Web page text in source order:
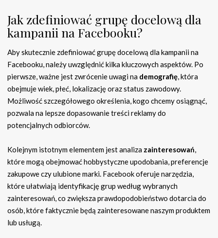
Jak zdefiniować grupę docelową dla
kampanii na Facebooku?
Aby skutecznie zdefiniować grupę docelową dla kampanii na
Facebooku, należy uwzględnić kilka kluczowych aspektów. Po
pierwsze, ważne jest zwrócenie uwagi na demografię, która
obejmuje wiek, płeć, lokalizację oraz status zawodowy.
Możliwość szczegółowego określenia, kogo chcemy osiągnąć,
pozwala na lepsze dopasowanie treści reklamy do
potencjalnych odbiorców.
Kolejnym istotnym elementem jest analiza zainteresowań,
które mogą obejmować hobbystyczne upodobania, preferencje
zakupowe czy ulubione marki. Facebook oferuje narzędzia,
które ułatwiają identyfikację grup według wybranych
zainteresowań, co zwiększa prawdopodobieństwo dotarcia do
osób, które faktycznie będą zainteresowane naszym produktem
lub usługą.